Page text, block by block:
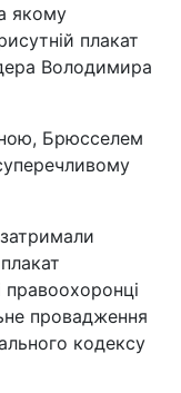
якому
плакат
Володимира
Брюсселем
провадження
кодексу